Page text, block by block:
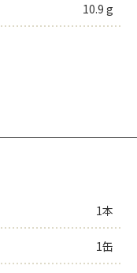
10.9 g
1本
1缶